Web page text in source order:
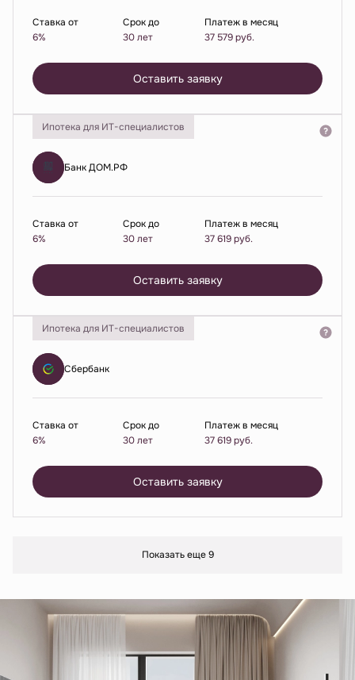
Ставка от
6%
Срок до
30 лет
Платеж в месяц
37 579руб.
Оставить заявку
Ипотека для ИТ-специалистов
Банк ДОМ.РФ
Ставка от
6%
Срок до
30 лет
Платеж в месяц
37 619руб.
Оставить заявку
Ипотека для ИТ-специалистов
Сбербанк
Ставка от
6%
Срок до
30 лет
Платеж в месяц
37 619руб.
Оставить заявку
Показать еще 9